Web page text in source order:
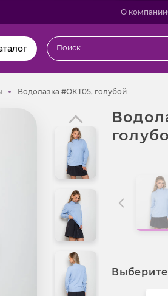
О компании
Все товары
Водолазка #ОКТ05, голубой